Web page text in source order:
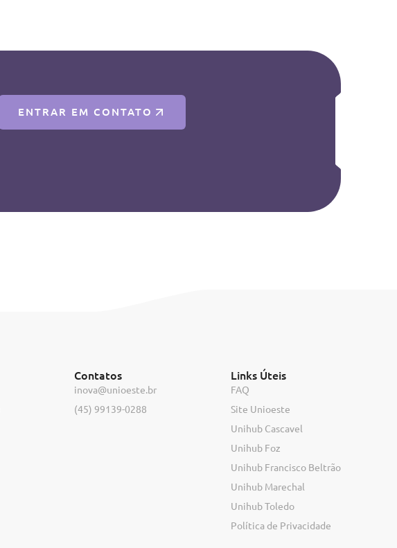
ENTRAR EM CONTATO
Contatos
inova@unioeste.br
(45) 99139-0288
Links Úteis
FAQ
Site Unioeste
Unihub Cascavel
Unihub Foz
Unihub Francisco Beltrão
Unihub Marechal
Unihub Toledo
Política de Privacidade